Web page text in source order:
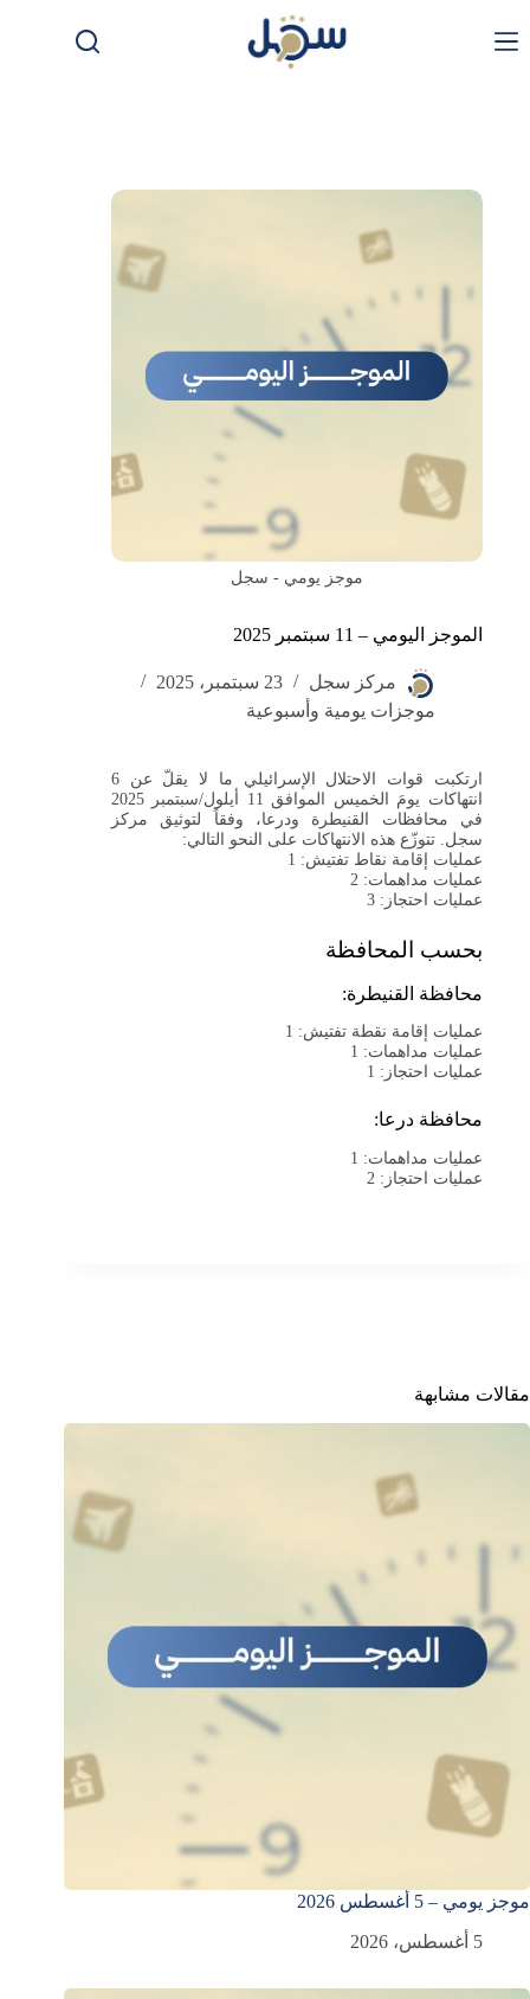
إلى
المحتوى
موجز يومي - سجل
الموجز اليومي – 11 سبتمبر 2025
مركز سجل
23 سبتمبر، 2025
موجزات يومية وأسبوعية
ارتكبت قوات الاحتلال الإسرائيلي ما لا يقلّ عن 6
انتهاكات يومَ الخميس الموافق 11 أيلول/سبتمبر 2025
في محافظات القنيطرة ودرعا، وفقاً لتوثيق مركز
سجل. تتوزّع هذه الانتهاكات على النحو التالي:
عمليات إقامة نقاط تفتيش: 1
عمليات مداهمات: 2
عمليات احتجاز: 3
بحسب المحافظة
محافظة القنيطرة:
عمليات إقامة نقطة تفتيش: 1
عمليات مداهمات: 1
عمليات احتجاز: 1
محافظة درعا:
عمليات مداهمات: 1
عمليات احتجاز: 2
مقالات مشابهة
موجز يومي – 5 أغسطس 2026
5 أغسطس، 2026